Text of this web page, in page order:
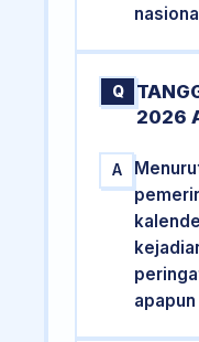
Q
2026
A